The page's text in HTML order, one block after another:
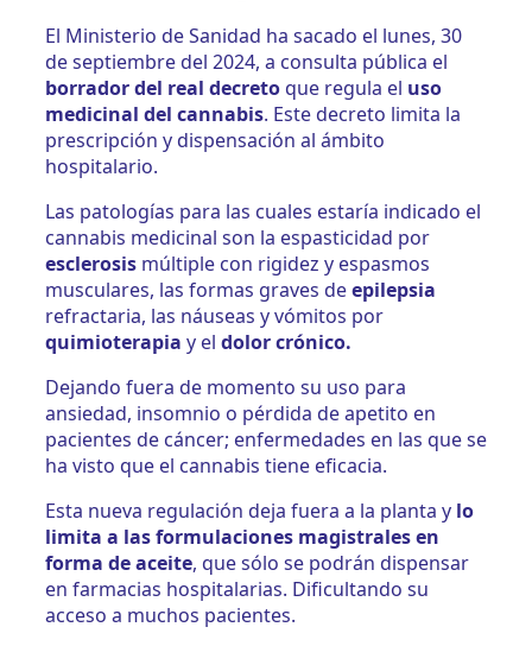
El Ministerio de Sanidad ha sacado el lunes, 30
de septiembre del 2024, a consulta pública el
borrador del real decretoque regula el uso
medicinal del cannabis. Este decreto limita la
prescripción y dispensación al ámbito
hospitalario.
Las patologías para las cuales estaría indicado el
cannabis medicinal son la espasticidad por
esclerosis múltiple con rigidez y espasmos
musculares, las formas graves deepilepsia
refractaria, las náuseas y vómitos por
quimioterapia y el dolor crónico.
Dejando fuera de momento su uso para
ansiedad, insomnio o pérdida de apetito en
pacientes de cáncer; enfermedades en las que se
ha visto que el cannabis tiene eficacia.
Esta nueva regulación deja fuera a la planta y lo
limita a las formulaciones magistrales en
forma de aceite, que sólo se podrán dispensar
en farmacias hospitalarias. Dificultando su
acceso a muchos pacientes.